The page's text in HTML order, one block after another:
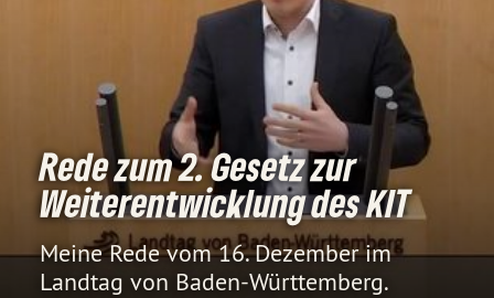
Rede zum 2. Gesetz zur
Weiterentwicklung des KIT
Meine Rede vom 16. Dezember im
Landtag von Baden-Württemberg.